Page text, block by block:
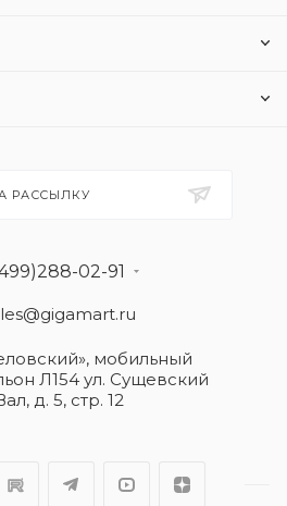
РАССЫЛКУ
02-91
мобильный
Л154 ул. Сущевский
д. 5, стр. 12